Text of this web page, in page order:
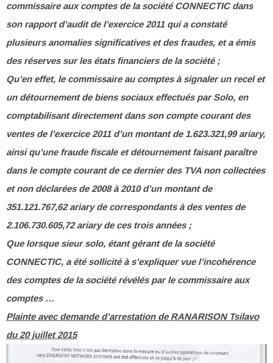
commissaire aux comptes de la société CONNECTIC dans
son rapport d’audit de l’exercice 2011 qui a constaté
plusieurs anomalies significatives et des fraudes, et a émis
des réserves sur les états financiers de la société ;
Qu’en effet, le commissaire au comptes à signaler un recel et
un détournement de biens sociaux effectués par Solo, en
comptabilisant directement dans son compte courant des
ventes de l’exercice 2011 d’un montant de 1.623.321,99 ariary,
ainsi qu’une fraude fiscale et détournement faisant paraître
dans le compte courant de ce dernier des TVA non collectées
et non déclarées de 2008 à 2010 d’un montant de
351.121.767,62 ariary de correspondants à des ventes de
2.106.730.605,72 ariary de ces trois années ;
Que lorsque sieur solo, étant gérant de la société
CONNECTIC, a été sollicité à s’expliquer vue l’incohérence
des comptes de la société révélés par le commissaire aux
comptes …
Plainte avec demande d’arrestation de RANARISON Tsilavo
du 20 juillet 2015